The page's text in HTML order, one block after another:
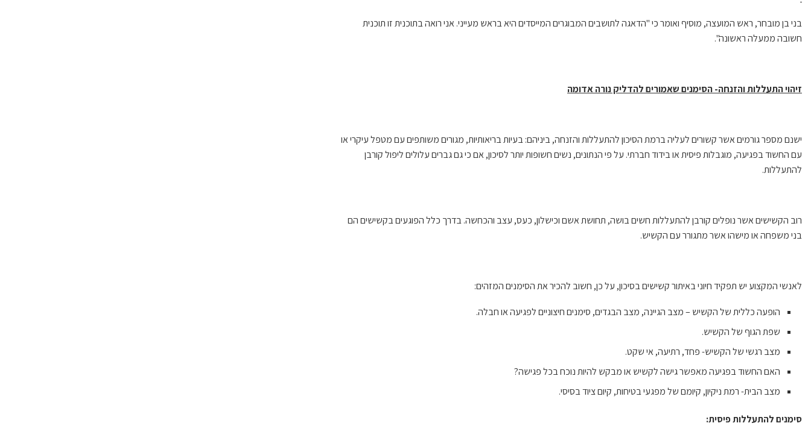
בני בן מובחר, ראש המועצה, מוסיף ואומר כי "הדאגה לתושבים המבוגרים המייסדים היא בראש מעייני. אני רואה בתוכנית זו תוכנית
חשובה ממעלה ראשונה".
זיהוי התעללות והזנחה- הסימנים שאמורים להדליק נורה אדומה
ישנם מספר גורמים אשר קשורים לעליה ברמת הסיכון להתעללות והזנחה, ביניהם: בעיות בריאותיות, מגורים משותפים עם מטפל עיקרי או
עם החשוד בפגיעה, מוגבלות פיסית או בידוד חברתי. על פי הנתונים, נשים חשופות יותר לסיכון, אם כי גם גברים עלולים ליפול קורבן
להתעללות.
רוב הקשישים אשר נופלים קורבן להתעללות חשים בושה, תחושת אשם וכישלון, כעס, עצב והכחשה. בדרך כלל הפוגעים בקשישים הם
בני משפחה או מישהו אשר מתגורר עם הקשיש.
לאנשי המקצוע יש תפקיד חיוני באיתור קשישים בסיכון, על כן, חשוב להכיר את הסימנים המזהים:
הופעה כללית של הקשיש – מצב הגיינה, מצב הבגדים, סימנים חיצוניים לפגיעה או חבלה.
שפת הגוף של הקשיש.
מצב רגשי של הקשיש- פחד, רתיעה, אי שקט.
האם החשוד בפגיעה מאפשר גישה לקשיש או מבקש להיות נוכח בכל פגישה?
מצב הבית- רמת ניקיון, קיומם של מפגעי בטיחות, קיום ציוד בסיסי.
סימנים להתעללות פיסית: